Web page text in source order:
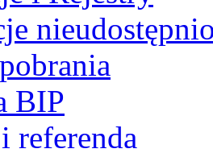
BIP
referenda